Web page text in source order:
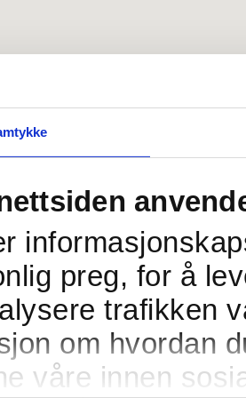
preg, for å
trafikken
om hvordan
våre innen